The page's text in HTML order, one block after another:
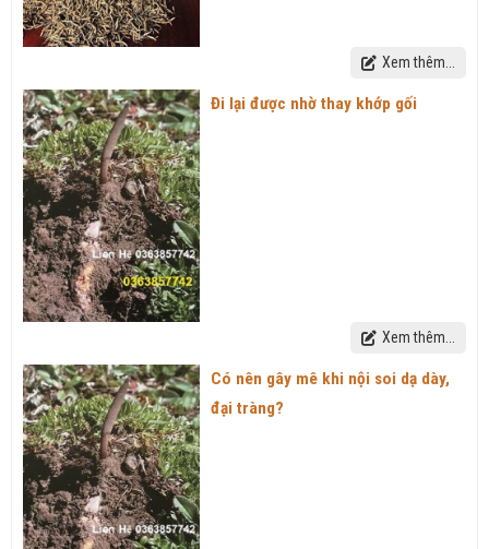
Xem thêm...
Đi lại được nhờ thay khớp gối
Xem thêm...
Có nên gây mê khi nội soi dạ dày,
đại tràng?